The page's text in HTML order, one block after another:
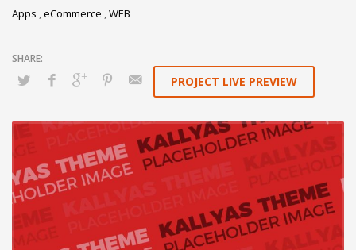
Apps eCommerce WEB
PROJECT LIVE PREVIEW